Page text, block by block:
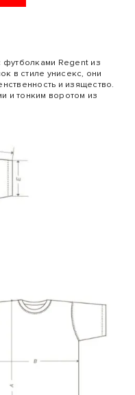
футболками Regent из
в стиле унисекс, они
и изящество.
и тонким воротом из